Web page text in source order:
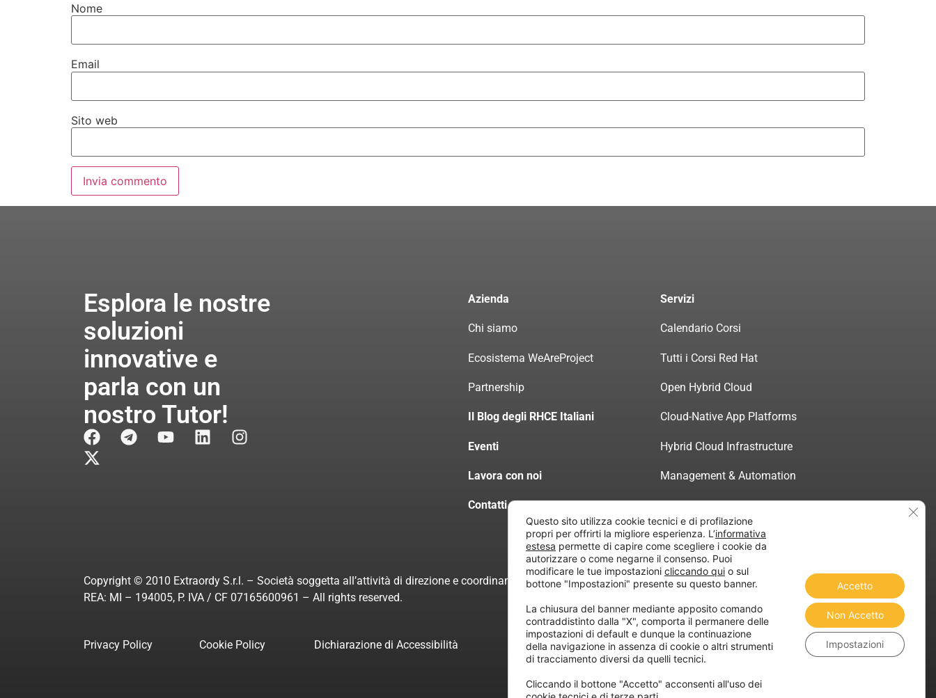
Nome
Email
Sito web
Esplora le nostre
soluzioni
innovative e
parla con un
nostro Tutor!
Azienda
Chi siamo
Ecosistema WeAreProject
Partnership
Il Blog degli RHCE Italiani
Eventi
Lavora con noi
Contatti
Servizi
Calendario Corsi
Tutti i Corsi Red Hat
Open Hybrid Cloud
Cloud-Native App Platforms
Hybrid Cloud Infrastructure
Management & Automation
Servizi di Consulenza Certificata
Copyright © 2010 Extraordy S.r.l. – Società soggetta all’attività di direzione e coordinamento di “Project Informatica”
REA: MI – 194005, P. IVA / CF 07165600961 – All rights reserved.
Privacy Policy Cookie Policy Dichiarazione di Accessibilità
Questo sito utilizza cookie tecnici e di profilazione
propri per offrirti la migliore esperienza. L’informativa
estesa permette di capire come scegliere i cookie da
autorizzare o come negarne il consenso. Puoi
modificare le tue impostazioni cliccando qui o sul
bottone "Impostazioni" presente su questo banner.
La chiusura del banner mediante apposito comando
contraddistinto dalla "X", comporta il permanere delle
impostazioni di default e dunque la continuazione
della navigazione in assenza di cookie o altri strumenti
di tracciamento diversi da quelli tecnici.
Cliccando il bottone "Accetto" acconsenti all'uso dei
Accetto
Non Accetto
Impostazioni